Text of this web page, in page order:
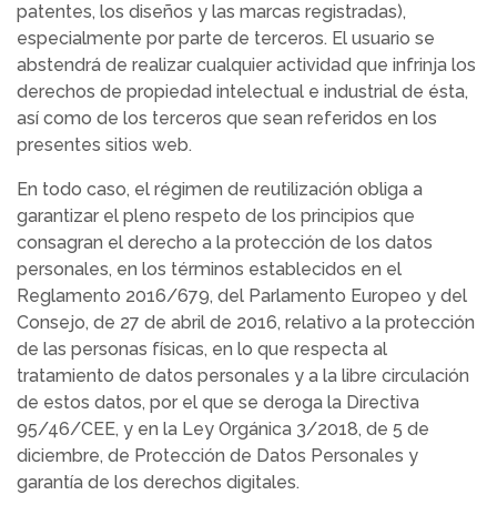
patentes, los diseños y las marcas registradas),
especialmente por parte de terceros. El usuario se
abstendrá de realizar cualquier actividad que infrinja los
derechos de propiedad intelectual e industrial de ésta,
así como de los terceros que sean referidos en los
presentes sitios web.
En todo caso, el régimen de reutilización obliga a
garantizar el pleno respeto de los principios que
consagran el derecho a la protección de los datos
personales, en los términos establecidos en el
Reglamento 2016/679, del Parlamento Europeo y del
Consejo, de 27 de abril de 2016, relativo a la protección
de las personas físicas, en lo que respecta al
tratamiento de datos personales y a la libre circulación
de estos datos, por el que se deroga la Directiva
95/46/CEE, y en la Ley Orgánica 3/2018, de 5 de
diciembre, de Protección de Datos Personales y
garantía de los derechos digitales.